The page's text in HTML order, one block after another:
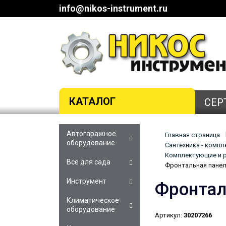
info@nikos-instrument.ru
КАТАЛОГ
Главная страница
Сантехника -
Комплектующие и
Фронтальная
Артикул: 30207266
Автогаражное
оборудование
Все для сада
Инструмент
Климатическое
оборудование